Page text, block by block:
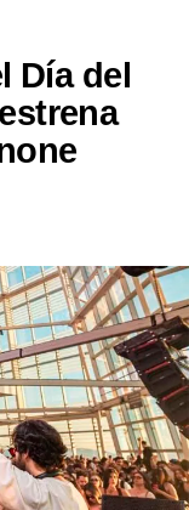
O’Donnell
3 de octubre
Viviana
Saborido
como
en
, con
Pigna, que
nuestra
la feria ofrecerá
para todas
Día del